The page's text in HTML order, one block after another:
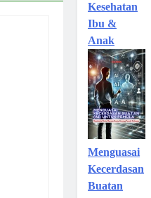
Kesehatan
Ibu &
Anak
Menguasai
Kecerdasan
Buatan